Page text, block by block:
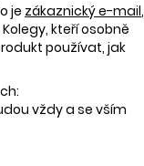
je zákaznický e-mail,
kteří osobně
používat, jak
vždy a se vším